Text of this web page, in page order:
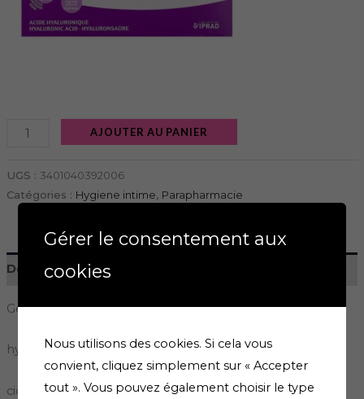
AJOUTER AU PANIER
UGS : 3401040392006
Catégories : Hygiene intime, Parapharmacie
Description
Gel intime à base d’acide hyaluronique
hydratant
cicatrisant
Gérer le consentement aux
cookies
Nous utilisons des cookies. Si cela vous
convient, cliquez simplement sur « Accepter
tout ». Vous pouvez également choisir le type